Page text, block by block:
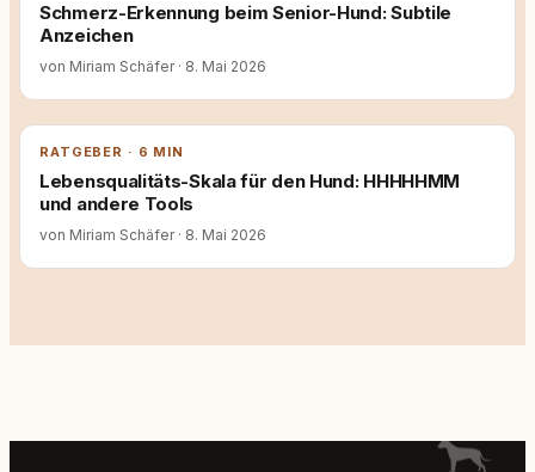
Schmerz-Erkennung beim Senior-Hund: Subtile
Anzeichen
von Miriam Schäfer · 8. Mai 2026
RATGEBER · 6 MIN
Lebensqualitäts-Skala für den Hund: HHHHHMM
und andere Tools
von Miriam Schäfer · 8. Mai 2026